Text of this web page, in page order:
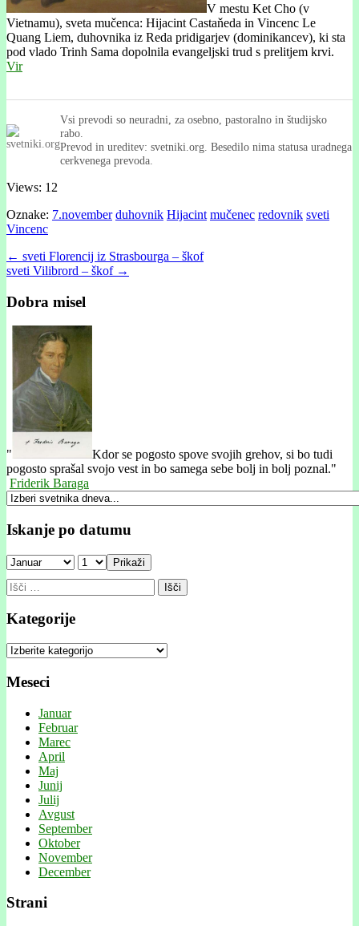
V mestu Ket Cho (v
Vietnamu), sveta mučenca: Hijacint Castaňeda in Vincenc Le
Quang Liem, duhovnika iz Reda pridigarjev (dominikancev), ki sta
pod vlado Trinh Sama dopolnila evangeljski trud s prelitjem krvi.
Vir
Vsi prevodi so neuradni, za osebno, pastoralno in študijsko
rabo.
Prevod in ureditev: svetniki.org. Besedilo nima statusa uradnega
cerkvenega prevoda.
Views: 12
Oznake: 7.november duhovnik Hijacint mučenec redovnik sveti
Vincenc
Post
navigation
← sveti Florencij iz Strasbourga – škof
sveti Vilibrord – škof →
Dobra misel
"
Kdor se pogosto spove svojih grehov, si bo tudi
pogosto sprašal svojo vest in bo samega sebe bolj in bolj poznal."
Friderik Baraga
Iskanje po datumu
Prikaži
Išči:
Kategorije
Kategorije
Meseci
Januar
Februar
Marec
April
Maj
Junij
Julij
Avgust
September
Oktober
November
December
Strani